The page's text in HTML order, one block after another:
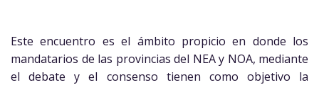
Este encuentro es el ámbito propicio en donde los
mandatarios de las provincias del NEA y NOA, mediante
el debate y el consenso tienen como objetivo la